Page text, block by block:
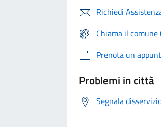
Richiedi
Chiama il
Prenota un
Problemi in città
Segnala